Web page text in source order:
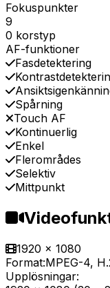
Fokuspunkter
9
0 korstyp
AF-funktioner
Fasdetektering
Spårning
Touch AF
Kontinuerlig
Enkel
Flerområdes
Selektiv
Mittpunkt
1920 x 1080
Format:MPEG-4,
Upplösningar: